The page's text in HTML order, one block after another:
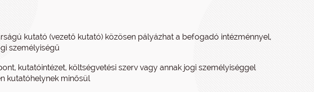
kutató (vezető kutató) közösen pályázhat a befogadó intézménnyel,
személyiségű
kutatóintézet, költségvetési szerv vagy annak jogi személyiséggel
kutatóhelynek minősül